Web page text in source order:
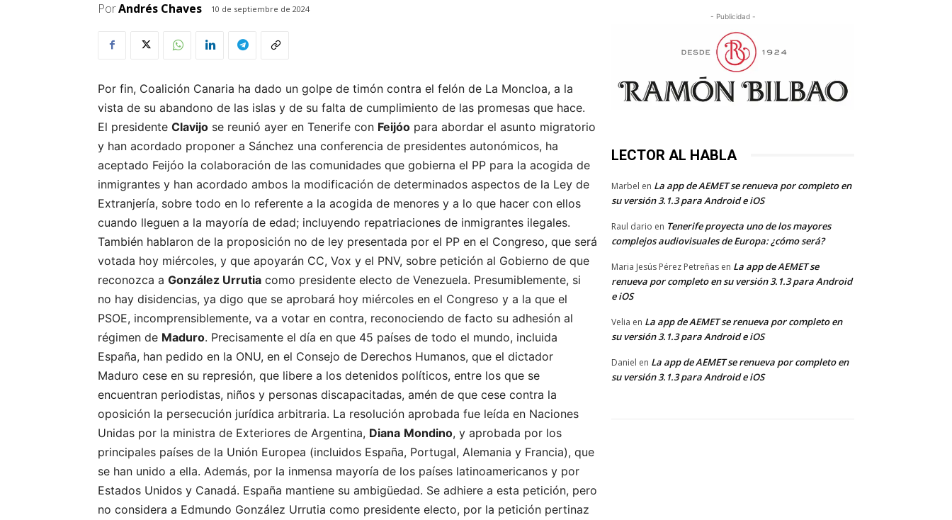
PorAndrés Chaves 10 de septiembre de 2024
Por fin, Coalición Canaria ha dado un golpe de timón contra el felón de La Moncloa, a la
vista de su abandono de las islas y de su falta de cumplimiento de las promesas que hace.
El presidente Clavijo se reunió ayer en Tenerife con Feijóo para abordar el asunto migratorio
y han acordado proponer a Sánchez una conferencia de presidentes autonómicos, ha
aceptado Feijóo la colaboración de las comunidades que gobierna el PP para la acogida de
inmigrantes y han acordado ambos la modificación de determinados aspectos de la Ley de
Extranjería, sobre todo en lo referente a la acogida de menores y a lo que hacer con ellos
cuando lleguen a la mayoría de edad; incluyendo repatriaciones de inmigrantes ilegales.
También hablaron de la proposición no de ley presentada por el PP en el Congreso, que será
votada hoy miércoles, y que apoyarán CC, Vox y el PNV, sobre petición al Gobierno de que
reconozca a González Urrutia como presidente electo de Venezuela. Presumiblemente, si
no hay disidencias, ya digo que se aprobará hoy miércoles en el Congreso y a la que el
PSOE, incomprensiblemente, va a votar en contra, reconociendo de facto su adhesión al
régimen de Maduro. Precisamente el día en que 45 países de todo el mundo, incluida
España, han pedido en la ONU, en el Consejo de Derechos Humanos, que el dictador
Maduro cese en su represión, que libere a los detenidos políticos, entre los que se
encuentran periodistas, niños y personas discapacitadas, amén de que cese contra la
oposición la persecución jurídica arbitraria. La resolución aprobada fue leída en Naciones
Unidas por la ministra de Exteriores de Argentina, Diana Mondino, y aprobada por los
principales países de la Unión Europea (incluidos España, Portugal, Alemania y Francia), que
se han unido a ella. Además, por la inmensa mayoría de los países latinoamericanos y por
Estados Unidos y Canadá. España mantiene su ambigüedad. Se adhiere a esta petición, pero
no considera a Edmundo González Urrutia como presidente electo, por la petición pertinaz
- Publicidad -
LECTOR AL HABLA
Marbel en La app de AEMET se renueva por completo en
su versión 3.1.3 para Android e iOS
Raul dario en Tenerife proyecta uno de los mayores
complejos audiovisuales de Europa: ¿cómo será?
Maria Jesús Pérez Petreñas en La app de AEMET se
renueva por completo en su versión 3.1.3 para Android
e iOS
Velia en La app de AEMET se renueva por completo en
su versión 3.1.3 para Android e iOS
Daniel en La app de AEMET se renueva por completo en
su versión 3.1.3 para Android e iOS